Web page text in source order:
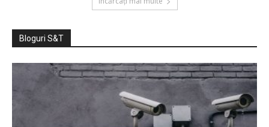
Bloguri S&T